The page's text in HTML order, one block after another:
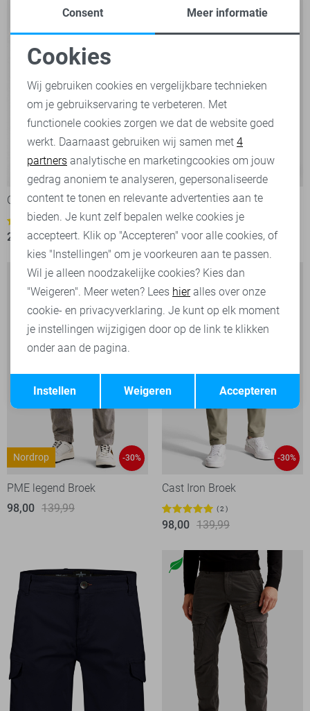
Only & Sons Korte broek
2
27,95 34,99
Nordrop
PME legend Broek
2
84,00 119,99
Nordrop -30%
PME legend Broek
98,00 139,99
-30%
Cast Iron Broek
2
98,00 139,99
Noodzakelijke cookies
Personalisatie cookies
Analytische cookies
Marketing cookies
Terug Opslaan
Consent Meer informatie
Cookies
Wij gebruiken cookies en vergelijkbare technieken
om je gebruikservaring te verbeteren. Met
functionele cookies zorgen we dat de website goed
werkt. Daarnaast gebruiken wij samen met 4
partners analytische en marketingcookies om jouw
gedrag anoniem te analyseren, gepersonaliseerde
content te tonen en relevante advertenties aan te
bieden. Je kunt zelf bepalen welke cookies je
accepteert. Klik op "Accepteren" voor alle cookies, of
kies "Instellingen" om je voorkeuren aan te passen.
Wil je alleen noodzakelijke cookies? Kies dan
"Weigeren". Meer weten? Lees hieralles over onze
cookie- en privacyverklaring. Je kunt op elk moment
je instellingen wijzigigen door op de link te klikken
onder aan de pagina.
Accepteren
Weigeren
Instellen